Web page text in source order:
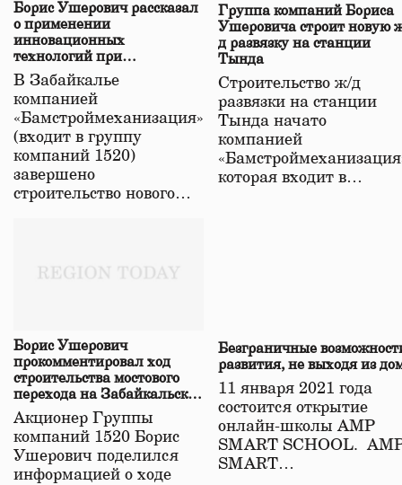
Борис Ушерович рассказал
о применении
инновационных
технологий при
строительстве нового моста
в Забайкалье
В Забайкалье
компанией
«Бамстроймеханизация»
(входит в группу
компаний 1520)
завершено
строительство нового…
Группа компаний Бориса
Ушеровича строит новую
д развязку на станции
Тында
Строительство ж/д
развязки на станции
Тында начато
компанией
которая входит в…
Борис Ушерович
прокомментировал ход
строительства мостового
перехода на Забайкальской
железной дороге
Акционер Группы
компаний 1520 Борис
Ушерович поделился
информацией о ходе
Безграничные
развития, не выходя из
11 января 2021 года
состоится открытие
онлайн-школы АМР
SMART SCHOOL.
SMART…